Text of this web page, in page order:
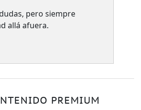
pero siempre
allá afuera.
PREMIUM